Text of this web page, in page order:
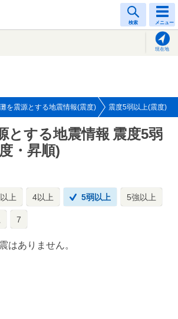
検索 メニュー
現在地
を震源とする地震情報(震度) 震度5弱以上(震度)
とする地震情報 震度5弱
・昇順)
上 4以上 5弱以上 5強以上
7
はありません。